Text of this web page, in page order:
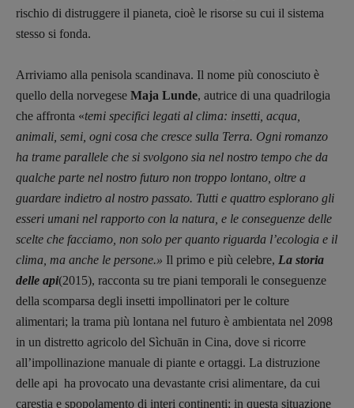
rischio di distruggere il pianeta, cioè le risorse su cui il sistema
stesso si fonda.
Arriviamo alla penisola scandinava. Il nome più conosciuto è
quello della norvegese Maja Lunde, autrice di una quadrilogia
che affronta «temi specifici legati al clima: insetti, acqua,
animali, semi, ogni cosa che cresce sulla Terra. Ogni romanzo
ha trame parallele che si svolgono sia nel nostro tempo che da
qualche parte nel nostro futuro non troppo lontano, oltre a
guardare indietro al nostro passato. Tutti e quattro esplorano gli
esseri umani nel rapporto con la natura, e le conseguenze delle
scelte che facciamo, non solo per quanto riguarda l’ecologia e il
clima, ma anche le persone.» Il primo e più celebre, La storia
delle api(2015), racconta su tre piani temporali le conseguenze
della scomparsa degli insetti impollinatori per le colture
alimentari; la trama più lontana nel futuro è ambientata nel 2098
in un distretto agricolo del Sìchuān in Cina, dove si ricorre
all’impollinazione manuale di piante e ortaggi. La distruzione
delle api ha provocato una devastante crisi alimentare, da cui
carestia e spopolamento di interi continenti; in questa situazione